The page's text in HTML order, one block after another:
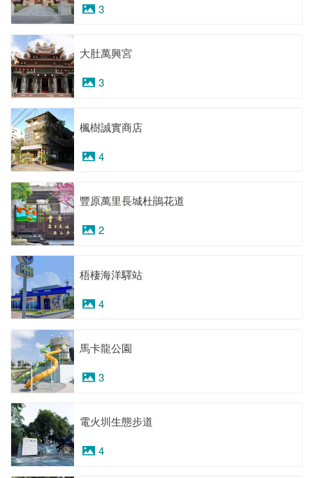
3
大肚萬興宮
3
楓樹誠實商店
4
豐原萬里長城杜鵑花道
2
梧棲海洋驛站
4
馬卡龍公園
3
電火圳生態步道
4